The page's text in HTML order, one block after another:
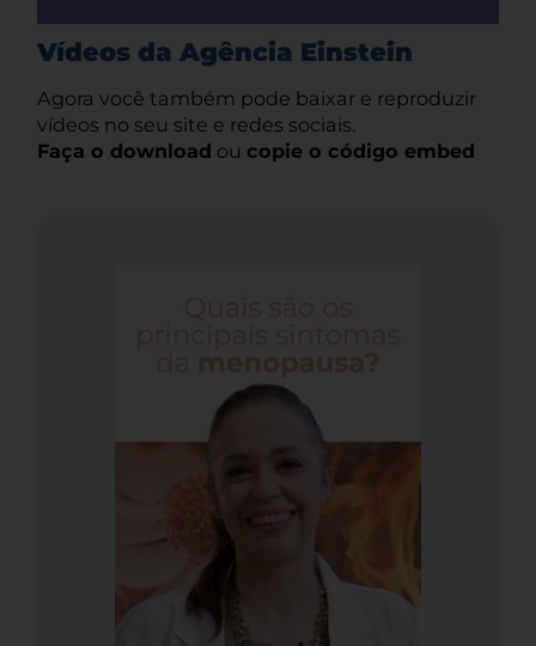
Vídeos da Agência Einstein
Agora você também pode baixar e reproduzir
vídeos no seu site e redes sociais.
Faça o download ou copie o código embed